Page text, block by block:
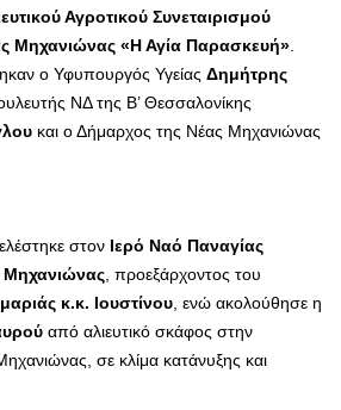
Αγροτικού Συνεταιρισμού
Μηχανιώνας «Η Αγία Παρασκευή»
ο Υφυπουργός Υγείας Δημήτρης
ΝΔ της Β’ Θεσσαλονίκης
και ο Δήμαρχος της Νέας Μηχανιώνας
στον Ιερό Ναό Παναγίας
, προεξάρχοντος του
κ.κ. Ιουστίνου , ενώ ακολούθησε η
από αλιευτικό σκάφος στην
σε κλίμα κατάνυξης και